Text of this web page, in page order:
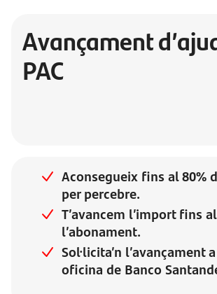
Avançament
PAC
Aconsegueix fins al 80%
per percebre.
T’avancem l’import fins
l’abonament.
Sol·licita’n l’avançament
oficina de Banco